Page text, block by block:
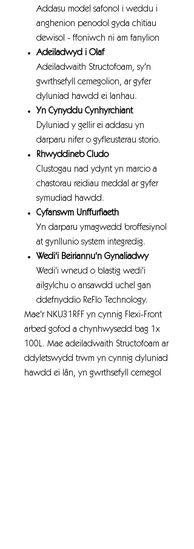
Addasu model safonol i weddu i
anghenion penodol gyda chitiau
dewisol - ffoniwch ni am fanylion
Adeiladwyd i Olaf
Adeiladwaith Structofoam, sy'n
gwrthsefyll cemegolion, ar gyfer
dyluniad hawdd ei lanhau.
Yn Cynyddu Cynhyrchiant
Dyluniad y gellir ei addasu yn
darparu nifer o gyfleusterau storio.
Rhwyddineb Cludo
Clustogau nad ydynt yn marcio a
chastorau reidiau meddal ar gyfer
symudiad hawdd.
Cyfanswm Unffurfiaeth
Yn darparu ymagwedd broffesiynol
at gynllunio system integredig.
Wedi'i Beiriannu'n Gynaliadwy
Wedi'i wneud o blastig wedi'i
ailgylchu o ansawdd uchel gan
ddefnyddio ReFlo Technology.
Mae'r NKU31RFF yn cynnig Flexi-Front
arbed gofod a chynhwysedd bag 1x
100L. Mae adeiladwaith Structofoam ar
ddyletswydd trwm yn cynnig dyluniad
hawdd ei lân, yn gwrthsefyll cemegol